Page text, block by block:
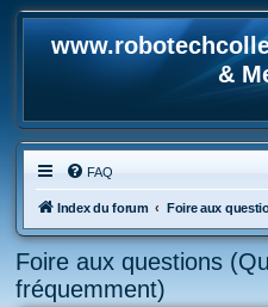
&
FAQ
Index du forum
Foire aux questions
fréquemment)